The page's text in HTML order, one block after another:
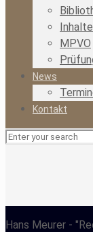
Inhalte
MPVO
News
Kontakt
Hans Meurer -